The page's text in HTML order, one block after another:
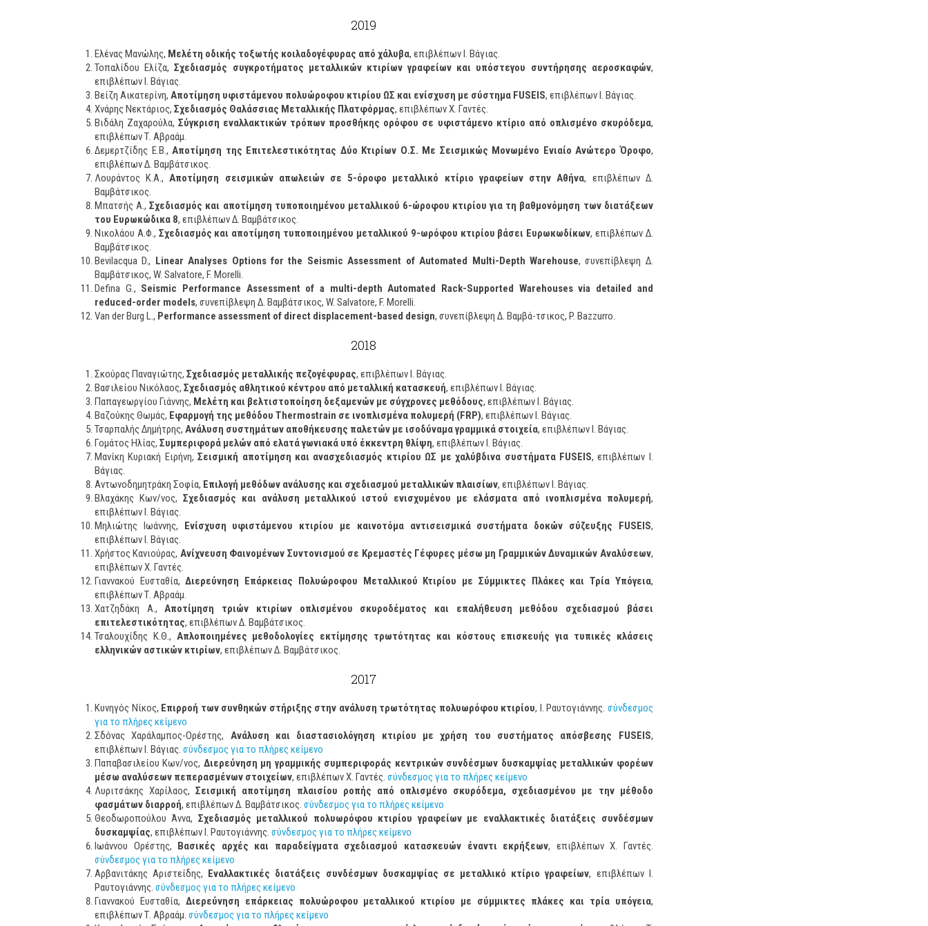
2019
Ελένας Μανώλης, Μελέτη οδικής τοξωτής κοιλαδογέφυρας από χάλυβα, επιβλέπων Ι. Βάγιας.
Τοπαλίδου Ελίζα,Σχεδιασμός συγκροτήματος μεταλλικών κτιρίων γραφείων και υπόστεγου συντήρησης αεροσκαφών,
επιβλέπων Ι. Βάγιας.
Βείζη Αικατερίνη, Αποτίμηση υφιστάμενου πολυώροφου κτιρίου ΩΣ και ενίσχυση με σύστημα FUSEIS, επιβλέπων Ι. Βάγιας.
Χνάρης Νεκτάριος, Σχεδιασμός Θαλάσσιας Μεταλλικής Πλατφόρμας, επιβλέπων Χ. Γαντές.
Βιδάλη Ζαχαρούλα,Σύγκριση εναλλακτικών τρόπων προσθήκης ορόφου σε υφιστάμενο κτίριο από οπλισμένο σκυρόδεμα,
επιβλέπων Τ. Αβραάμ.
Δεμερτζίδης Ε.Β.,Αποτίμηση της Επιτελεστικότητας Δύο Κτιρίων Ο.Σ. Με Σεισμικώς Μονωμένο Ενιαίο Ανώτερο Όροφο,
επιβλέπων Δ. Βαμβάτσικος.
Λουράντος Κ.Α.,Αποτίμηση σεισμικών απωλειών σε 5-όροφο μεταλλικό κτίριο γραφείων στην Αθήνα, επιβλέπων Δ.
Βαμβάτσικος.
Μπατσής Α.,Σχεδιασμός και αποτίμηση τυποποιημένου μεταλλικού 6-ώροφου κτιρίου για τη βαθμονόμηση των διατάξεων
του Ευρωκώδικα 8, επιβλέπων Δ. Βαμβάτσικος.
Νικολάου Α.Φ., Σχεδιασμός και αποτίμηση τυποποιημένου μεταλλικού 9-ωρόφου κτιρίου βάσει Ευρωκωδίκων, επιβλέπων Δ.
Βαμβάτσικος.
Bevilacqua D., Linear Analyses Options for the Seismic Assessment of Automated Multi-Depth Warehouse, συνεπίβλεψη Δ.
Βαμβάτσικος, W. Salvatore, F. Morelli.
Defina G., Seismic Performance Assessment of a multi-depth Automated Rack-Supported Warehouses via detailed and
reduced-order models, συνεπίβλεψη Δ. Βαμβάτσικος, W. Salvatore, F. Morelli.
Van der Burg L., Performance assessment of direct displacement-based design, συνεπίβλεψη Δ. Βαμβά-τσικος, P. Bazzurro.
2018
Σκούρας Παναγιώτης, Σχεδιασμός μεταλλικής πεζογέφυρας, επιβλέπων Ι. Βάγιας.
Βασιλείου Νικόλαος, Σχεδιασμός αθλητικού κέντρου από μεταλλική κατασκευή, επιβλέπων Ι. Βάγιας.
Παπαγεωργίου Γιάννης, Μελέτη και βελτιστοποίηση δεξαμενών με σύγχρονες μεθόδους, επιβλέπων Ι. Βάγιας.
Βαζούκης Θωμάς, Εφαρμογή της μεθόδου Thermostrain σε ινοπλισμένα πολυμερή (FRP), επιβλέπων Ι. Βάγιας.
Τσαρπαλής Δημήτρης, Ανάλυση συστημάτων αποθήκευσης παλετών με ισοδύναμα γραμμικά στοιχεία, επιβλέπων Ι. Βάγιας.
Γομάτος Ηλίας, Συμπεριφορά μελών από ελατά γωνιακά υπό έκκεντρη θλίψη, επιβλέπων Ι. Βάγιας.
Μανίκη Κυριακή Ειρήνη,Σεισμική αποτίμηση και ανασχεδιασμός κτιρίου ΩΣ με χαλύβδινα συστήματα FUSEIS, επιβλέπων Ι.
Βάγιας.
Αντωνοδημητράκη Σοφία, Επιλογή μεθόδων ανάλυσης και σχεδιασμού μεταλλικών πλαισίων, επιβλέπων Ι. Βάγιας.
Βλαχάκης Κων/νος, Σχεδιασμός και ανάλυση μεταλλικού ιστού ενισχυμένου με ελάσματα από ινοπλισμένα πολυμερή,
επιβλέπων Ι. Βάγιας.
Μηλιώτης Ιωάννης, Ενίσχυση υφιστάμενου κτιρίου με καινοτόμα αντισεισμικά συστήματα δοκών σύζευξης FUSEIS,
επιβλέπων Ι. Βάγιας.
Χρήστος Κανιούρας, Ανίχνευση Φαινομένων Συντονισμού σε Κρεμαστές Γέφυρες μέσω μη Γραμμικών Δυναμικών Αναλύσεων,
επιβλέπων Χ. Γαντές.
Γιαννακού Ευσταθία,Διερεύνηση Επάρκειας Πολυώροφου Μεταλλικού Κτιρίου με Σύμμικτες Πλάκες και Τρία Υπόγεια,
επιβλέπων Τ. Αβραάμ.
Χατζηδάκη Α.,Αποτίμηση τριών κτιρίων οπλισμένου σκυροδέματος και επαλήθευση μεθόδου σχεδιασμού βάσει
επιτελεστικότητας, επιβλέπων Δ. Βαμβάτσικος.
Τσαλουχίδης Κ.Θ., Απλοποιημένες μεθοδολογίες εκτίμησης τρωτότητας και κόστους επισκευής για τυπικές κλάσεις
ελληνικών αστικών κτιρίων, επιβλέπων Δ. Βαμβάτσικος.
2017
Κυνηγός Νίκος, Επιρροή των συνθηκών στήριξης στην ανάλυση τρωτότητας πολυωρόφου κτιρίου, Ι. Ραυτογιάννης. σύνδεσμος
για το πλήρες κείμενο
Σδόνας Χαράλαμπος-Ορέστης, Ανάλυση και διαστασιολόγηση κτιρίου με χρήση του συστήματος απόσβεσης FUSEIS,
επιβλέπων Ι. Βάγιας. σύνδεσμος για το πλήρες κείμενο
Παπαβασιλείου Κων/νος, Διερεύνηση μη γραμμικής συμπεριφοράς κεντρικών συνδέσμων δυσκαμψίας μεταλλικών φορέων
μέσω αναλύσεων πεπερασμένων στοιχείων, επιβλέπων Χ. Γαντές. σύνδεσμος για το πλήρες κείμενο
Λυριτσάκης Χαρίλαος,Σεισμική αποτίμηση πλαισίου ροπής από οπλισμένο σκυρόδεμα, σχεδιασμένου με την μέθοδο
φασμάτων διαρροή, επιβλέπων Δ. Βαμβάτσικος. σύνδεσμος για το πλήρες κείμενο
Θεοδωροπούλου Άννα, Σχεδιασμός μεταλλικού πολυωρόφου κτιρίου γραφείων με εναλλακτικές διατάξεις συνδέσμων
δυσκαμψίας, επιβλέπων Ι. Ραυτογιάννης. σύνδεσμος για το πλήρες κείμενο
Ιωάννου Ορέστης, Βασικές αρχές και παραδείγματα σχεδιασμού κατασκευών έναντι εκρήξεων, επιβλέπων Χ. Γαντές.
σύνδεσμος για το πλήρες κείμενο
Αρβανιτάκης Αριστείδης, Εναλλακτικές διατάξεις συνδέσμων δυσκαμψίας σε μεταλλικό κτίριο γραφείων, επιβλέπων Ι.
Ραυτογιάννης. σύνδεσμος για το πλήρες κείμενο
Γιαννακού Ευσταθία, Διερεύνηση επάρκειας πολυώροφου μεταλλικού κτιρίου με σύμμικτες πλάκες και τρία υπόγεια,
επιβλέπων Τ. Αβραάμ. σύνδεσμος για το πλήρες κείμενο